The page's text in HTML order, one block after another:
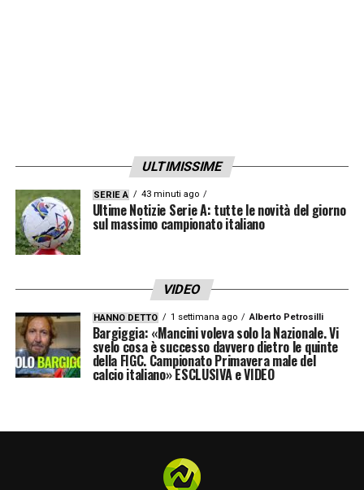
sempre riusciti a trovare l’unanimità. Le
problematiche sono note: impiantistica,
sgravi fiscali, calcio femminile,
scommesse, decreti crescita e dignità. La
riforma Zola, a cui mi riferisco con
convinzione”.
Sviluppo commerciale e lo sguardo
Secondo la visione strategica illustrata da
Malagò, la crescita economica ed etica della
federazione passa inevitabilmente
ULTIMISSIME
SERIE A 43 minuti ago
Ultime Notizie Serie A: tutte le novità del giorno
sul massimo campionato italiano
VIDEO
HANNO DETTO 1 settimana ago Alberto Petrosilli
Bargiggia: «Mancini voleva solo la Nazionale. Vi
svelo cosa è successo davvero dietro le quinte
della FIGC. Campionato Primavera male del
calcio italiano» ESCLUSIVA e VIDEO